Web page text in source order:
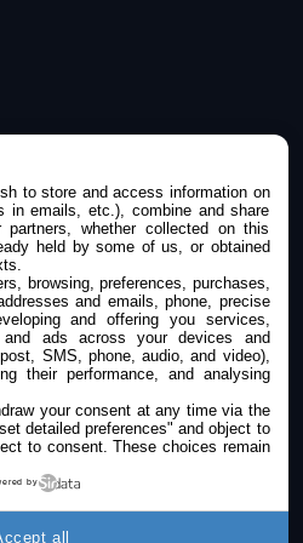
to store and access information on
in emails, etc.), combine and share
whether collected on this
held by some of us, or obtained
browsing, preferences, purchases,
and emails, phone, precise
and offering you services,
and ads across your devices and
SMS, phone, audio, and video),
their performance, and analysing
your consent at any time via the
detailed preferences" and object to
to consent. These choices remain
by
all